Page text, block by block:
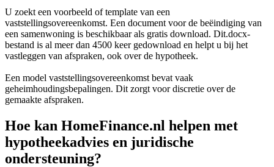
U zoekt een voorbeeld of template van een
vaststellingsovereenkomst. Een document voor de beëindiging van
een samenwoning is beschikbaar als gratis download. Dit.docx-
bestand is al meer dan 4500 keer gedownload en helpt u bij het
vastleggen van afspraken, ook over de hypotheek.
Een model vaststellingsovereenkomst bevat vaak
geheimhoudingsbepalingen. Dit zorgt voor discretie over de
gemaakte afspraken.
Hoe kan HomeFinance.nl helpen met
hypotheekadvies en juridische
ondersteuning?